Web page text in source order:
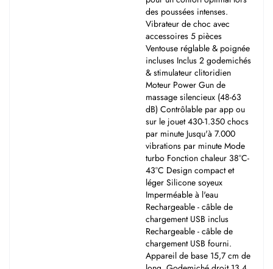
des poussées intenses.
Vibrateur de choc avec
accessoires 5 pièces
Ventouse réglable & poignée
incluses Inclus 2 godemichés
& stimulateur clitoridien
Moteur Power Gun de
massage silencieux (48-63
dB) Contrôlable par app ou
sur le jouet 430-1.350 chocs
par minute Jusqu'à 7.000
vibrations par minute Mode
turbo Fonction chaleur 38°C-
43°C Design compact et
léger Silicone soyeux
Imperméable à l'eau
Rechargeable - câble de
chargement USB inclus
Rechargeable - câble de
chargement USB fourni.
Appareil de base 15,7 cm de